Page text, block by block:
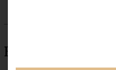
Bärlauch-Gnocci